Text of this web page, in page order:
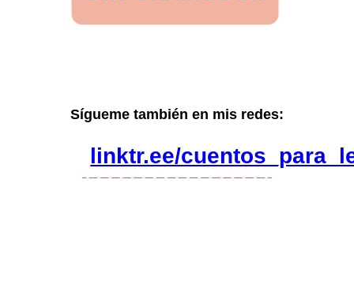
Sígueme también en mis redes:
linktr.ee/